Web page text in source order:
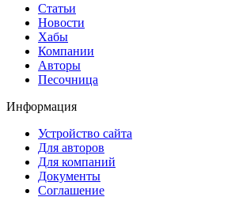
Статьи
Новости
Хабы
Компании
Авторы
Песочница
Информация
Устройство сайта
Для авторов
Для компаний
Документы
Соглашение